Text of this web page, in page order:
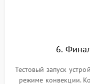
6.
Тестовый запуск
режиме конвекции.